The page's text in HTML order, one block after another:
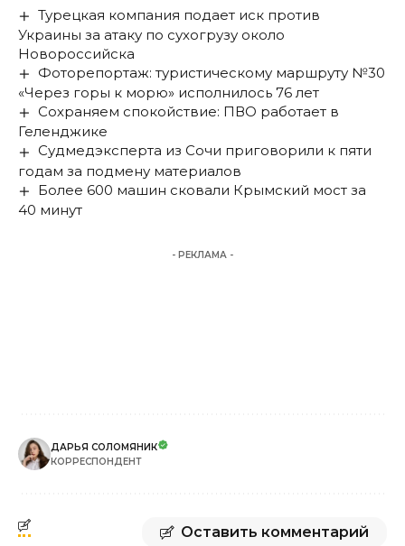
Турецкая компания подает иск против
Украины за атаку по сухогрузу около
Новороссийска
Фоторепортаж: туристическому маршруту №30
«Через горы к морю» исполнилось 76 лет
Сохраняем спокойствие: ПВО работает в
Геленджике
Судмедэксперта из Сочи приговорили к пяти
годам за подмену материалов
Более 600 машин сковали Крымский мост за
40 минут
- РЕКЛАМА -
ДАРЬЯ СОЛОМЯНИК
КОРРЕСПОНДЕНТ
Оставить комментарий